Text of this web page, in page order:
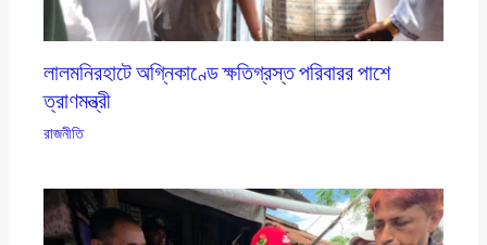
লালমনিরহাটে অগ্নিকাণ্ডে ক্ষতিগ্রস্ত পরিবারর পাশে
ত্রাণমন্ত্রী
রাজনীতি